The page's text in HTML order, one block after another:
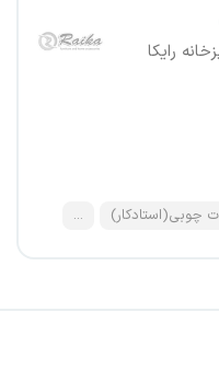
رایکا
چوبی(استادکار) ...